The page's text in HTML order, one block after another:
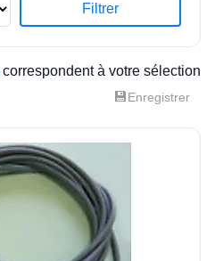
Filtrer
correspondent à votre sélection
💾Enregistrer